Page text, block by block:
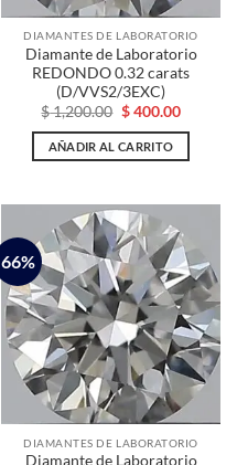
DIAMANTES DE LABORATORIO
Diamante de Laboratorio
REDONDO 0.32 carats
(D/VVS2/3EXC)
$1,200.00 El
original
era:
$400.00El
actual
AÑADIR AL CARRITO
66%
DIAMANTES DE LABORATORIO
Diamante de Laboratorio